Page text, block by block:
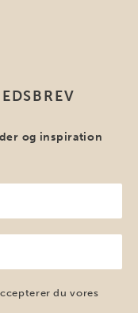
og inspiration
du vores